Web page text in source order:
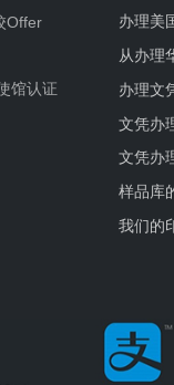
Offer
馆认证
办理美
从办理
办理文
文凭办
文凭办
样品库
我们的